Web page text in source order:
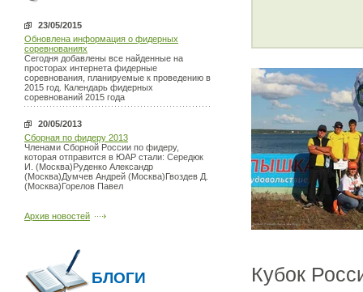
23/05/2015
Обновлена информация о фидерных
соревнованиях
Сегодня добавлены все найденные на
просторах интернета фидерные
соревнования, планируемые к проведению в
2015 год. Календарь фидерных
соревнований 2015 года
20/05/2013
Сборная по фидеру 2013
Членами Сборной России по фидеру,
которая отправится в ЮАР стали: Середюк
И. (Москва)Руденко Александр
(Москва)Думчев Андрей (Москва)Гвоздев Д.
(Москва)Горелов Павел
Архив новостей
БЛОГИ
Кубок